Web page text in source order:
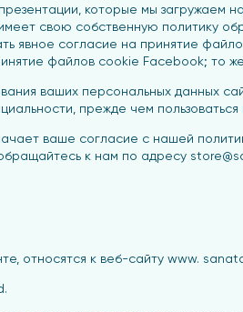
которые мы загружаем
свою собственную политику
явное согласие на принятие
файлов cookie Facebook; то
ваших персональных данных
прежде чем пользоваться
ваше согласие с нашей
к нам по адресу
относятся к веб-сайту www.